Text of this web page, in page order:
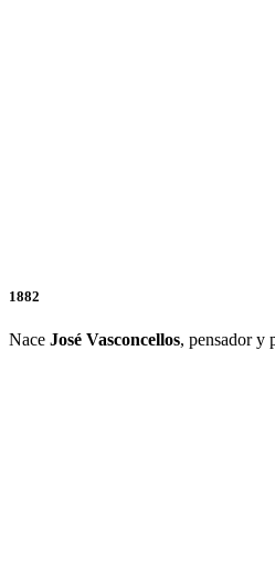
1882
Nace José Vasconcellos, pensador y